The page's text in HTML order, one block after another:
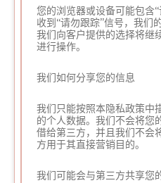
您的浏览器或设备可能包含
收到“请勿跟踪”信号，我们
我们向客户提供的选择将继
进行操作。
我们如何分享您的信息
我们只能按照本隐私政策中
的个人数据。我们不会将您
借给第三方，并且我们不会
方用于其直接营销目的。
我们可能会与第三方共享您